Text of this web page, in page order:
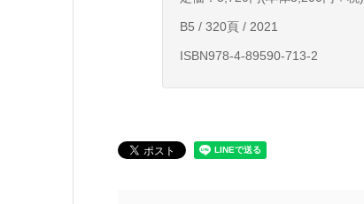
B5 / 320頁 / 2021
ISBN978-4-89590-713-2